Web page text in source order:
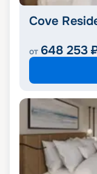
Cove
от 648 253